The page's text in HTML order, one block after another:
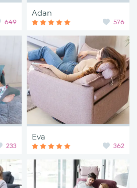
649
Adan
576
233
Eva
362